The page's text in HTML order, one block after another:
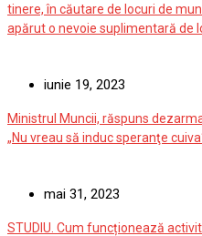
tinere, în căutare de locuri de
apărut o nevoie suplimentară de
iunie 19, 2023
Ministrul Muncii, răspuns
„Nu vreau să induc speranţe
mai 31, 2023
STUDIU. Cum funcționează